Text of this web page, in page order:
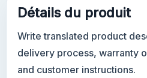
Détails du produit
Write translated product
delivery process, warranty
and customer instructions.